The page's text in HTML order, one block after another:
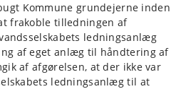
Kommune grundejerne inden
frakoble tilledningen af
ledningsanlæg
af eget anlæg til håndtering af
af afgørelsen, at der ikke var
ledningsanlæg til at